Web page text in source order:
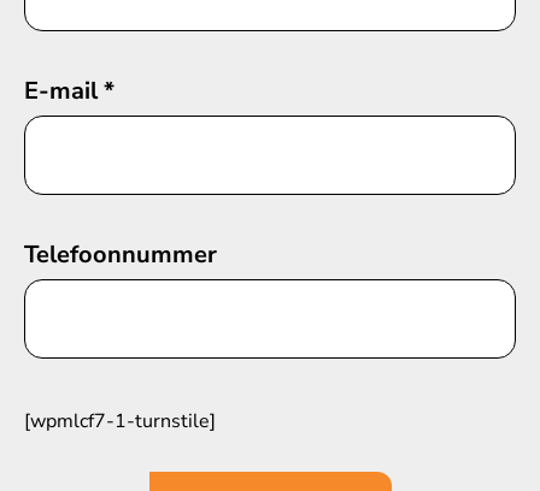
E-mail*
Telefoonnummer
[wpmlcf7-1-turnstile]